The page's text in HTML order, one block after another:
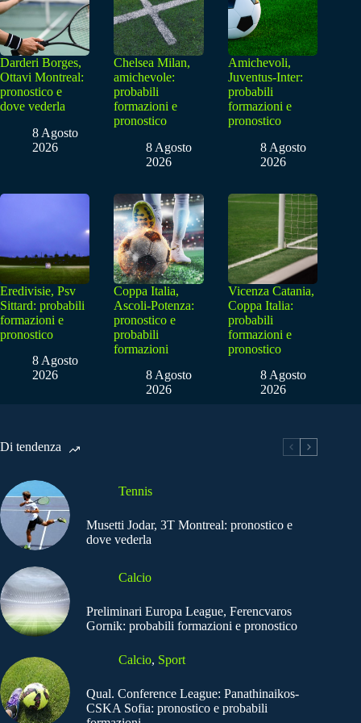
Darderi Borges,
Ottavi Montreal:
pronostico e
dove vederla
8 Agosto
2026
Chelsea Milan,
amichevole:
probabili
formazioni e
pronostico
8 Agosto
2026
Amichevoli,
Juventus-Inter:
probabili
formazioni e
pronostico
8 Agosto
2026
Eredivisie, Psv
Sittard: probabili
formazioni e
pronostico
8 Agosto
2026
Coppa Italia,
Ascoli-Potenza:
pronostico e
probabili
formazioni
8 Agosto
2026
Vicenza Catania,
Coppa Italia:
probabili
formazioni e
pronostico
8 Agosto
2026
Di tendenza
Tennis
Musetti Jodar, 3T Montreal: pronostico e
dove vederla
Calcio
Preliminari Europa League, Ferencvaros
Gornik: probabili formazioni e pronostico
Calcio, Sport
Qual. Conference League: Panathinaikos-
CSKA Sofia: pronostico e probabili